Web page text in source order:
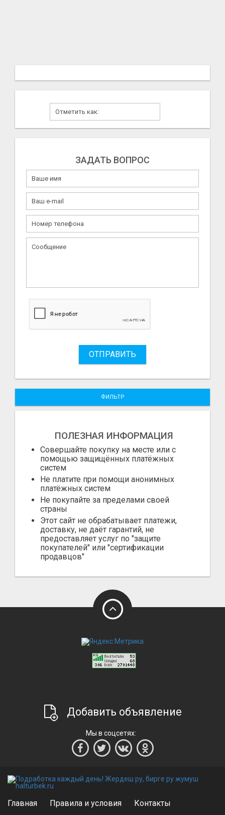
ЗАДАТЬ ВОПРОС
ОТПРАВИТЬ
ФИЛЬТР
ПОЛЕЗНАЯ ИНФОРМАЦИЯ
Совершайте покупку на месте или с
помощью защищённых платёжных
систем
Не платите при помощи анонимных
платёжных систем
Не покупайте за пределами своей
страны
Этот сайт не обрабатывает платежи,
доставку, не даёт гарантий, не
предоставляет услуг по "защите
покупателей" или "сертификации
продавцов"
Добавить объявление
Мы в соцсетях:
Главная Правила и условия Контакты